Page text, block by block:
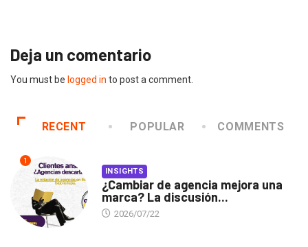
Deja un comentario
You must be logged in to post a comment.
RECENT POPULAR COMMENTS
1
INSIGHTS
¿Cambiar de agencia mejora una
marca? La discusión...
2026/07/22